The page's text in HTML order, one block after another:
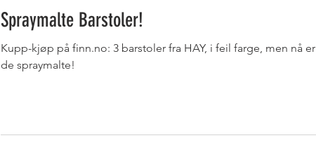
Spraymalte Barstoler!
Kupp-kjøp på finn.no: 3 barstoler fra HAY, i feil farge, men nå er
de spraymalte!